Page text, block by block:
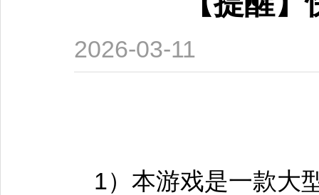
2026-03-11
1）本游戏是一款大